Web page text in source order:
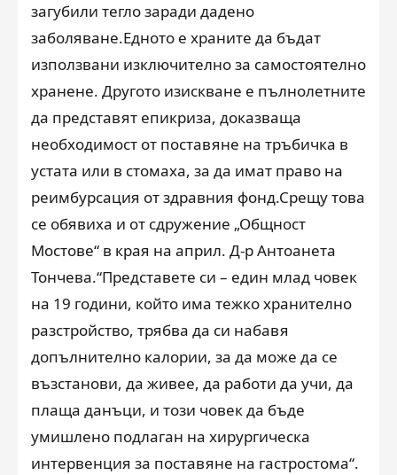
загубили тегло заради дадено
заболяване.Едното е храните да бъдат
използвани изключително за самостоятелно
хранене. Другото изискване е пълнолетните
да представят епикриза, доказваща
необходимост от поставяне на тръбичка в
устата или в стомаха, за да имат право на
реимбурсация от здравния фонд.Срещу това
се обявиха и от сдружение „Общност
Мостове“ в края на април. Д-р Антоанета
Тончева.“Представете си – един млад човек
на 19 години, който има тежко хранително
разстройство, трябва да си набавя
допълнително калории, за да може да се
възстанови, да живее, да работи да учи, да
плаща данъци, и този човек да бъде
умишлено подлаган на хирургическа
интервенция за поставяне на гастростома“.